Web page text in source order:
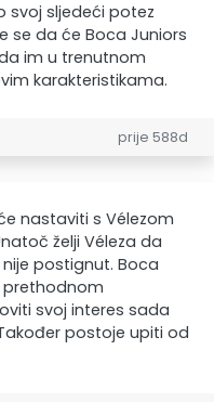
svoj sljedeći potez
se da će Boca Juniors
im u trenutnom
karakteristikama.
prije 588d
nastaviti s Vélezom
želji Véleza da
postignut. Boca
prethodnom
svoj interes sada
postoje upiti od